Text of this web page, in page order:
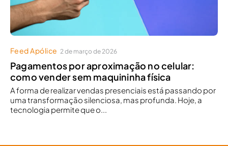
Feed Apólice 2 de março de 2026
Pagamentos por aproximação no celular:
como vender sem maquininha física
A forma de realizar vendas presenciais está passando por
uma transformação silenciosa, mas profunda. Hoje, a
tecnologia permite que o...